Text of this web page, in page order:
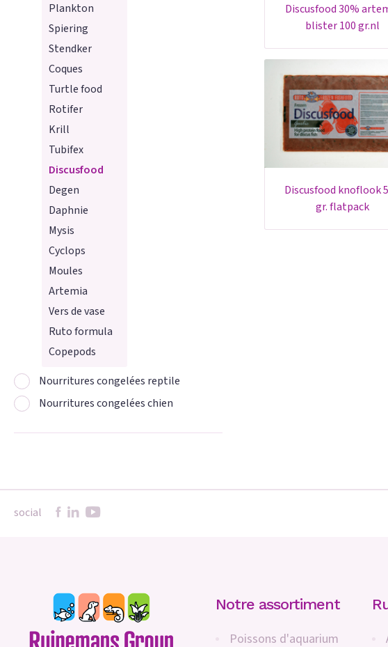
Plankton
Spiering
Stendker
Coques
Turtle food
Rotifer
Krill
Tubifex
Discusfood
Degen
Daphnie
Mysis
Cyclops
Moules
Artemia
Vers de vase
Ruto formula
Copepods
Nourritures congelées reptile
Nourritures congelées chien
discusfood 30% artemia
blister 100 gr.nl
discusfood knoflook 500
gr. flatpack
social
Notre assortiment
Poissons d'aquarium